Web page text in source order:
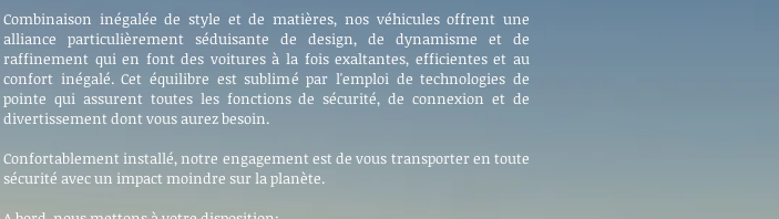
Combinaison inégalée de style et de matières, nos véhicules offrent une
alliance particulièrement séduisante de design, de dynamisme et de
raffinement qui en font des voitures à la fois exaltantes, efficientes et au
confort inégalé. Cet équilibre est sublimé par l'emploi de technologies de
pointe qui assurent toutes les fonctions de sécurité, de connexion et de
divertissement dont vous aurez besoin.
Confortablement installé, notre engagement est de vous transporter en toute
sécurité avec un impact moindre sur la planète.